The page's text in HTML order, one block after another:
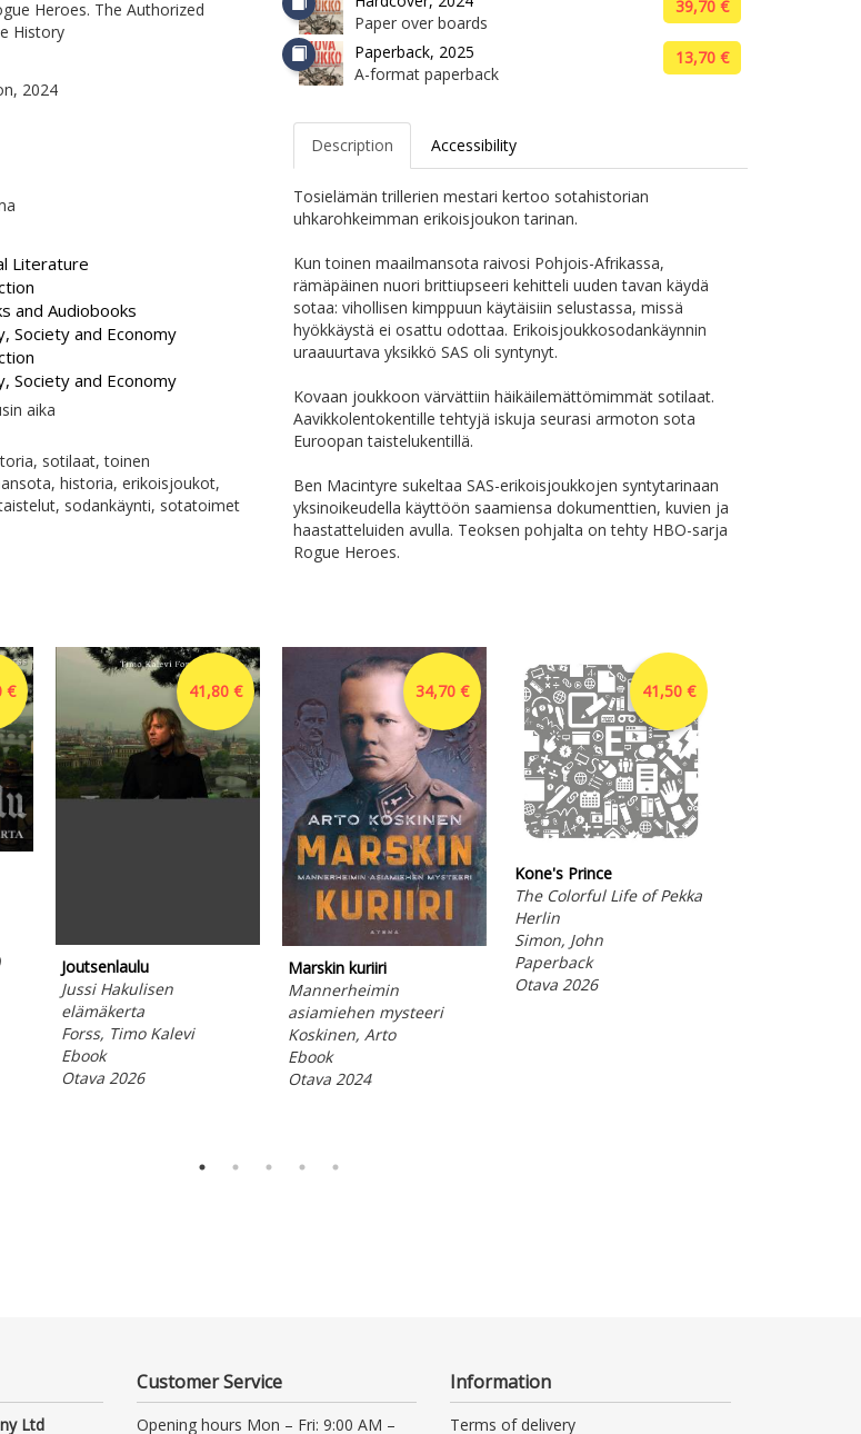
Heroes. The Authorized
History
2024
Literature
and Audiobooks
Society and Economy
Society and Economy
aika
sotilaat, toinen
historia, erikoisjoukot,
sodankäynti, sotatoimet
Paper over boards
39,70 €
Paperback, 2025
A-format paperback
13,70 €
Description Accessibility
Tosielämän trillerien mestari kertoo sotahistorian
uhkarohkeimman erikoisjoukon tarinan.
Kun toinen maailmansota raivosi Pohjois-Afrikassa,
rämäpäinen nuori brittiupseeri kehitteli uuden tavan käydä
sotaa: vihollisen kimppuun käytäisiin selustassa, missä
hyökkäystä ei osattu odottaa. Erikoisjoukkosodankäynnin
uraauurtava yksikkö SAS oli syntynyt.
Kovaan joukkoon värvättiin häikäilemättömimmät sotilaat.
Aavikkolentokentille tehtyjä iskuja seurasi armoton sota
Euroopan taistelukentillä.
Ben Macintyre sukeltaa SAS-erikoisjoukkojen syntytarinaan
yksinoikeudella käyttöön saamiensa dokumenttien, kuvien ja
haastatteluiden avulla. Teoksen pohjalta on tehty HBO-sarja
Rogue Heroes.
€ 41,80 €
Joutsenlaulu
Jussi Hakulisen
elämäkerta
Forss, Timo Kalevi
Ebook
Otava 2026
34,70 €
Marskin kuriiri
Mannerheimin
asiamiehen mysteeri
Koskinen, Arto
Ebook
Otava 2024
41,50 €
Kone's Prince
The Colorful Life of Pekka
Herlin
Simon, John
Paperback
Otava 2026
Ltd
Customer Service
Opening hours Mon – Fri: 9:00 AM –
Information
Terms of delivery